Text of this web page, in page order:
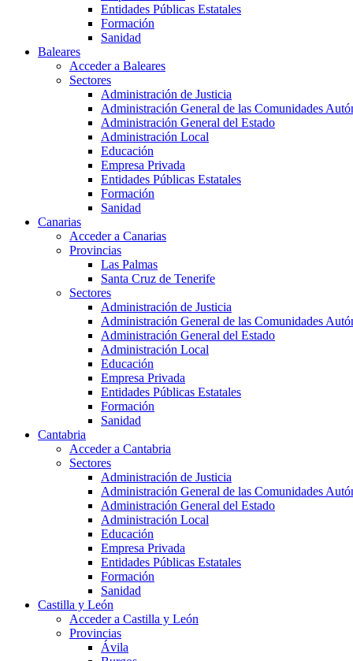
Entidades Públicas Estatales
Formación
Sanidad
Baleares
Acceder a Baleares
Sectores
Administración de Justicia
Administración General de las Comunidades
Administración General del Estado
Administración Local
Educación
Empresa Privada
Entidades Públicas Estatales
Formación
Sanidad
Canarias
Acceder a Canarias
Provincias
Las Palmas
Santa Cruz de Tenerife
Sectores
Administración de Justicia
Administración General de las Comunidades
Administración General del Estado
Administración Local
Educación
Empresa Privada
Entidades Públicas Estatales
Formación
Sanidad
Cantabria
Acceder a Cantabria
Sectores
Administración de Justicia
Administración General de las Comunidades
Administración General del Estado
Administración Local
Educación
Empresa Privada
Entidades Públicas Estatales
Formación
Sanidad
Castilla y León
Acceder a Castilla y León
Provincias
Ávila